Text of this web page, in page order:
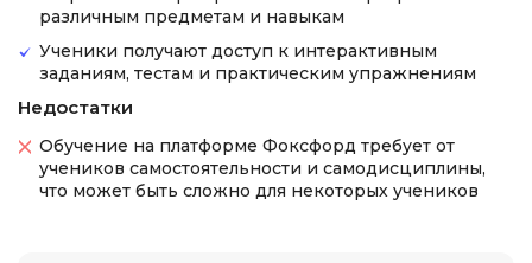
различным предметам и навыкам
Ученики получают доступ к интерактивным
заданиям, тестам и практическим упражнениям
Недостатки
Обучение на платформе Фоксфорд требует от
учеников самостоятельности и самодисциплины,
что может быть сложно для некоторых учеников